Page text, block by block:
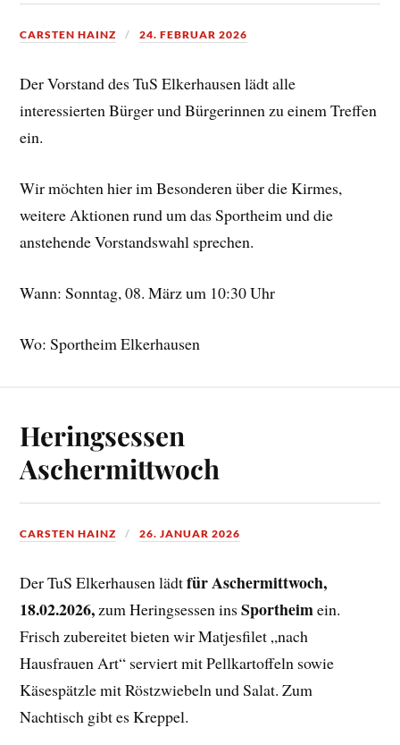
CARSTEN HAINZ 24. FEBRUAR 2026
Der Vorstand des TuS Elkerhausen lädt alle
interessierten Bürger und Bürgerinnen zu einem Treffen
ein.
Wir möchten hier im Besonderen über die Kirmes,
weitere Aktionen rund um das Sportheim und die
anstehende Vorstandswahl sprechen.
Wann: Sonntag, 08. März um 10:30 Uhr
Wo: Sportheim Elkerhausen
Heringsessen
Aschermittwoch
CARSTEN HAINZ 26. JANUAR 2026
Der TuS Elkerhausen lädtfür Aschermittwoch,
18.02.2026,zum Heringsessen insSportheimein.
Frisch zubereitet bieten wir Matjesfilet „nach
Hausfrauen Art“ serviert mit Pellkartoffeln sowie
Käsespätzle mit Röstzwiebeln und Salat. Zum
Nachtisch gibt es Kreppel.